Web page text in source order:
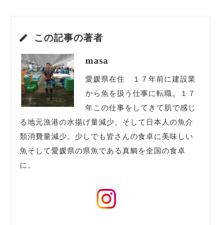
この記事の著者
masa
愛媛県在住 １７年前に建設業
から魚を扱う仕事に転職。１７
年この仕事をしてきて肌で感じ
る地元漁港の水揚げ量減少、そして日本人の魚介
類消費量減少。少しでも皆さんの食卓に美味しい
魚そして愛媛県の県魚である真鯛を全国の食卓
に。